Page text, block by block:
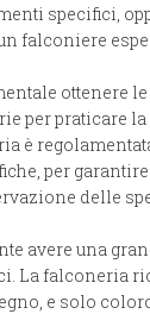
specifici,
falconiere
ottenere
per praticare la
è
per
delle
avere una
La falconeria
e solo